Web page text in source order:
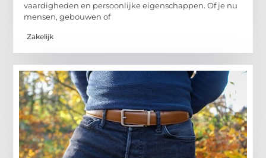
vaardigheden en persoonlijke eigenschappen. Of je nu
mensen, gebouwen of
Zakelijk